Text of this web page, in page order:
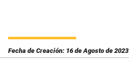
Fecha de Creación: 16 de Agosto de 2023